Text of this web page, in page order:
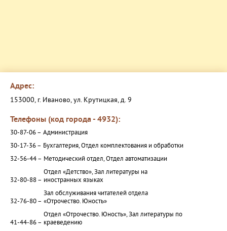
Адрес:
153000, г. Иваново, ул. Крутицкая, д. 9
Телефоны (код города - 4932):
30-87-06 – Администрация
30-17-36 – Бухгалтерия, Отдел комплектования и обработки
32-56-44 – Методический отдел, Отдел автоматизации
32-80-88 –
Отдел «Детство», Зал литературы на
иностранных языках
32-76-80 –
Зал обслуживания читателей отдела
«Отрочество. Юность»
41-44-86 –
Отдел «Отрочество. Юность», Зал литературы по
краеведению